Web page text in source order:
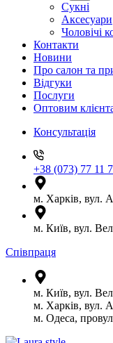
Сукні
Аксесуари
Чоловічі
Контакти
Новини
Про салон та
Відгуки
Послуги
Оптовим
Консультація
+38 (073) 77 11
м. Харків, вул.
м. Київ, вул.
Співпраця
м. Київ, вул.
м. Харків, вул.
м. Одеса,